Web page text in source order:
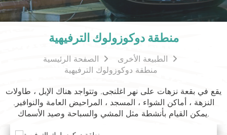
منطقة دوكوزولوك الترفيهية
منطقة دوكوزولوك الترفيهية
يقع في بقعة نزهات على نهر اغلنجى. وتتواجد هناك الإبل ، طاولات
النزهة ، أماكن الشواء ، المسجد ، المراحيض العامة والنوافير.